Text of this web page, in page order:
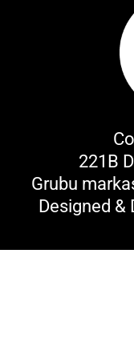
221B
Grubu
Designed &